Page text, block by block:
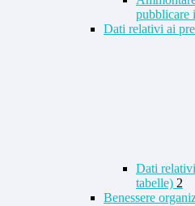
pubblicare
Dati relativi ai
Dati
tabelle) 2
Benessere